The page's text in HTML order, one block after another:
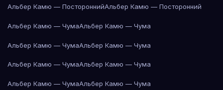
Альбер Камю — ПостороннийАльбер Камю — Посторонний
Альбер Камю — ЧумаАльбер Камю — Чума
Альбер Камю — ЧумаАльбер Камю — Чума
Альбер Камю — ЧумаАльбер Камю — Чума
Альбер Камю — ЧумаАльбер Камю — Чума